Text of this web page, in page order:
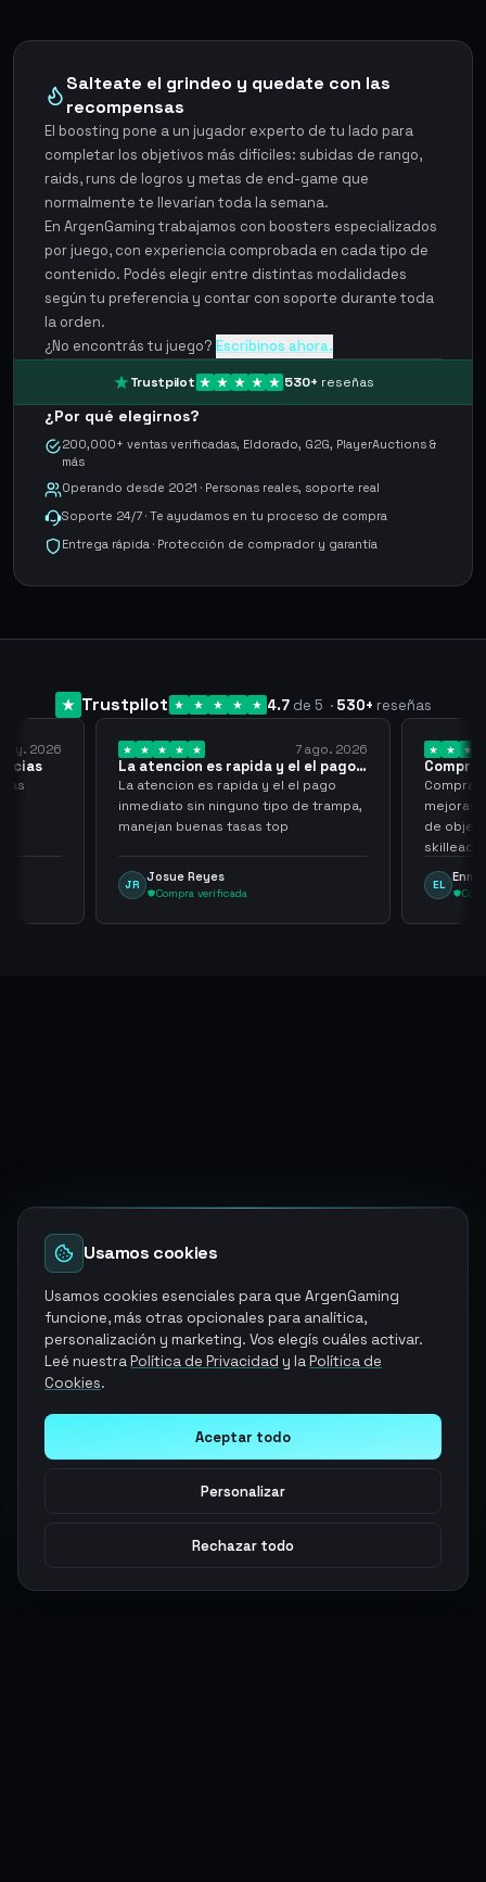
Salteate el grindeo y quedate con las
recompensas
El boosting pone a un jugador experto de tu lado para
completar los objetivos más difíciles: subidas de rango,
raids, runs de logros y metas de end-game que
normalmente te llevarían toda la semana.
En ArgenGaming trabajamos con boosters especializados
por juego, con experiencia comprobada en cada tipo de
contenido. Podés elegir entre distintas modalidades
según tu preferencia y contar con soporte durante toda
la orden.
¿No encontrás tu juego? Escribinos ahora.
Trustpilot 530+ reseñas
¿Por qué elegirnos?
200,000+ ventas verificadas, Eldorado, G2G, PlayerAuctions &
más
Operando desde 2021 · Personas reales, soporte real
Soporte 24/7 · Te ayudamos en tu proceso de compra
Entrega rápida · Protección de comprador y garantía
Trustpilot 4.7 de 5 · 530+ reseñas
7 ago. 2026
La atencion es rapida y el el pago…
La atencion es rapida y el el pago
inmediato sin ninguno tipo de trampa,
manejan buenas tasas top
JR
Josue Reyes
Compra verificada
Compra
Compra
mejoras
de
EL
2026
Usamos cookies
Usamos cookies esenciales para que ArgenGaming
funcione, más otras opcionales para analítica,
personalización y marketing. Vos elegís cuáles activar.
Leé nuestraPolítica de Privacidad y laPolítica de
Cookies.
Aceptar todo
Personalizar
Rechazar todo